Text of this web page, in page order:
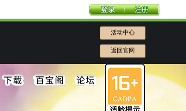
活动中心
返回官网